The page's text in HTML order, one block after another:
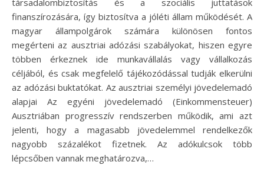
finanszírozására, így biztosítva a jóléti állam működését. A
magyar állampolgárok számára különösen fontos
megérteni az ausztriai adózási szabályokat, hiszen egyre
többen érkeznek ide munkavállalás vagy vállalkozás
céljából, és csak megfelelő tájékozódással tudják elkerülni
az adózási buktatókat. Az ausztriai személyi jövedelemadó
alapjai Az egyéni jövedelemadó (Einkommensteuer)
Ausztriában progresszív rendszerben működik, ami azt
jelenti, hogy a magasabb jövedelemmel rendelkezők
nagyobb százalékot fizetnek. Az adókulcsok több
lépcsőben vannak meghatározva,…